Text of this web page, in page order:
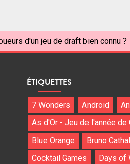
d'un jeu de draft bien connu ?
ÉTIQUETTES
7 Wonders Android
As d'Or - Jeu de l'année de
Blue Orange
Bruno
Cocktail Games
Days of